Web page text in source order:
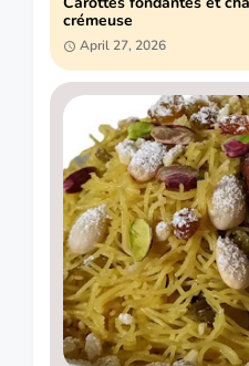
crémeuse
April 27, 2026